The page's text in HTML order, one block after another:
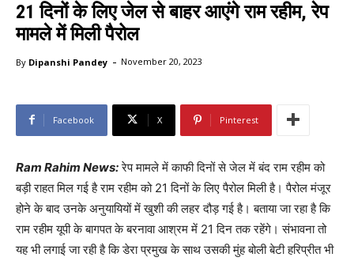
21 दिनों के लिए जेल से बाहर आएंगे राम रहीम, रेप
मामले में मिली पैरोल
By Dipanshi Pandey - November 20, 2023
Facebook X Pinterest
Ram Rahim News:रेप मामले में काफी दिनों से जेल में बंद राम रहीम को
बड़ी राहत मिल गई है राम रहीम को 21 दिनों के लिए पैरोल मिली है। पैरोल मंजूर
होने के बाद उनके अनुयायियों में खुशी की लहर दौड़ गई है। बताया जा रहा है कि
राम रहीम यूपी के बागपत के बरनावा आश्रम में 21 दिन तक रहेंगे। संभावना तो
यह भी लगाई जा रही है कि डेरा प्रमुख के साथ उसकी मुंह बोली बेटी हरिप्रीत भी